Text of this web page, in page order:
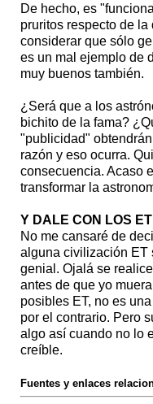
De hecho, es
pruritos respecto de
considerar que sólo
es un mal ejemplo de
muy buenos también.
¿Será que a los
bichito de la fama?
"publicidad"
razón y eso ocurra.
consecuencia. Acaso
transformar la
Y DALE CON LOS ET
No me cansaré de
alguna civilización ET
genial. Ojalá se
antes de que yo
posibles ET, no es
por el contrario. Pero
algo así cuando no lo
creíble.
Fuentes y enlaces